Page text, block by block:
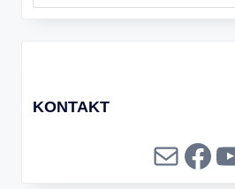
KONTAKT
Mail